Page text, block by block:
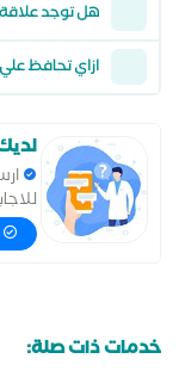
هل توجد علاقة
ازاي تحافظ
خدمات ذات صلة: